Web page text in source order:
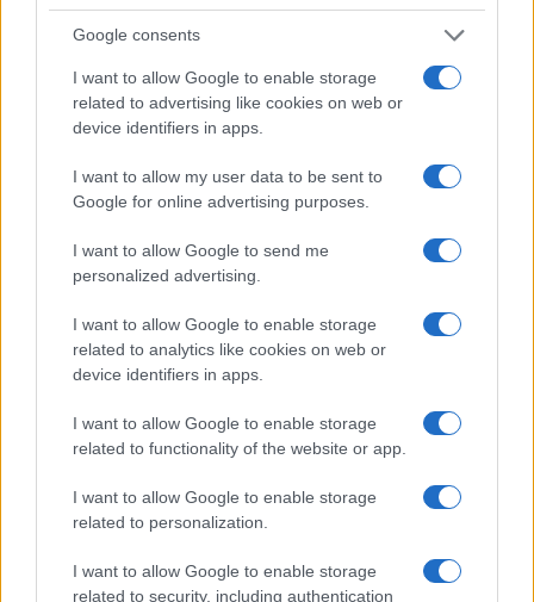
Google consents
I want to allow Google to enable storage
related to advertising like cookies on web or
device identifiers in apps.
I want to allow my user data to be sent to
Google for online advertising purposes.
I want to allow Google to send me
personalized advertising.
I want to allow Google to enable storage
related to analytics like cookies on web or
device identifiers in apps.
I want to allow Google to enable storage
related to functionality of the website or app.
I want to allow Google to enable storage
related to personalization.
I want to allow Google to enable storage
related to security, including authentication
I nostri cari
I nostri cari
Giovannimaria Cabras
Invia un Comunicato Stampa| Pubblicità Segnala